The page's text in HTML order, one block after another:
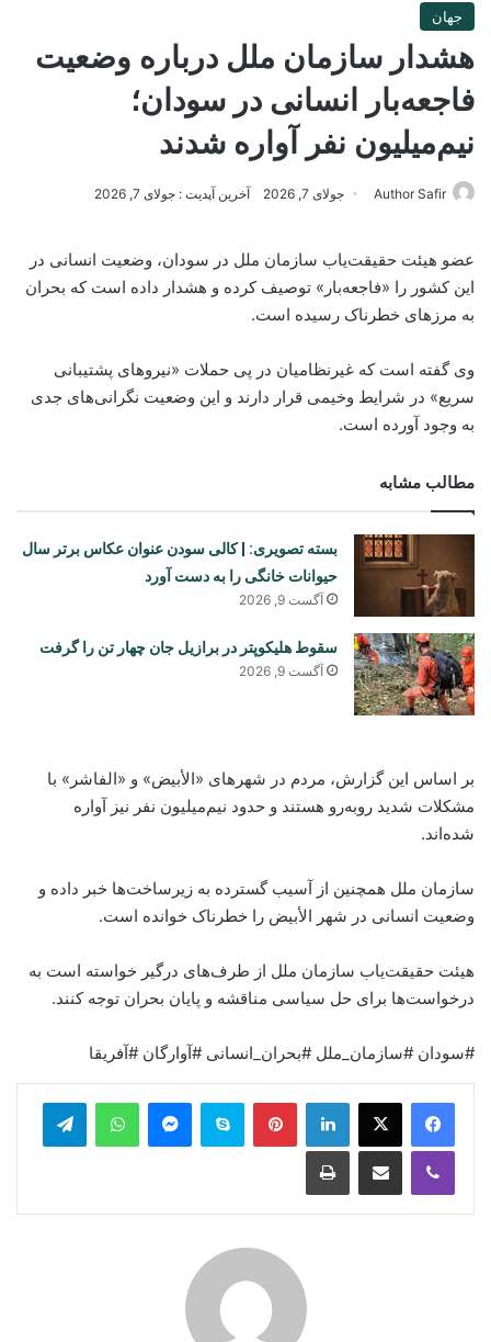
جهان
هشدار سازمان ملل درباره وضعیت
فاجعه‌بار انسانی در سودان؛
نیم‌میلیون نفر آواره شدند
Author Safir جولای 7, 2026 آخرین آپدیت : جولای 7, 2026
عضو هیئت حقیقت‌یاب سازمان ملل در سودان، وضعیت انسانی در
این کشور را «فاجعه‌بار» توصیف کرده و هشدار داده است که بحران
به مرزهای خطرناک رسیده است.
وی گفته است که غیرنظامیان در پی حملات «نیروهای پشتیبانی
سریع» در شرایط وخیمی قرار دارند و این وضعیت نگرانی‌های جدی
به وجود آورده است.
مطالب مشابه
بسته تصویری: | کالی سودن عنوان عکاس برتر سال
حیوانات خانگی را به دست آورد
آگست 9, 2026
سقوط هلیکوپتر در برازیل جان چهار تن را گرفت
آگست 9, 2026
بر اساس این گزارش، مردم در شهرهای «الأبیض» و «الفاشر» با
مشکلات شدید روبه‌رو هستند و حدود نیم‌میلیون نفر نیز آواره
شده‌اند.
سازمان ملل همچنین از آسیب گسترده به زیرساخت‌ها خبر داده و
وضعیت انسانی در شهر الأبیض را خطرناک خوانده است.
هیئت حقیقت‌یاب سازمان ملل از طرف‌های درگیر خواسته است به
درخواست‌ها برای حل سیاسی مناقشه و پایان بحران توجه کنند.
#سودان #سازمان_ملل #بحران_انسانی #آوارگان #آفریقا
LinkedIn
Pinterest
Skype
Messenger
WhatsApp
Viber
Share via Email
Print